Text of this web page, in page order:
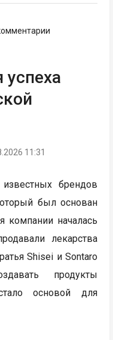
успеха
11:31
брендов
был основан
компании началась
лекарства
Shisei и Sontaro
продукты
основой для